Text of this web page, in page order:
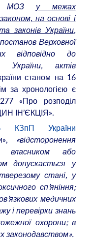
МОЗ у межах
на основі і
законів України,
Верховної
відповідно до
України, актів
станом на 16
за хронологією є
«Про розподіл
ІН’ЄКЦІЯ».
КЗпП України
«відсторонення
власником або
допускається у
стані, у
сп’яніння;
медичних
і перевірки знань
охорони; в
законодавством».